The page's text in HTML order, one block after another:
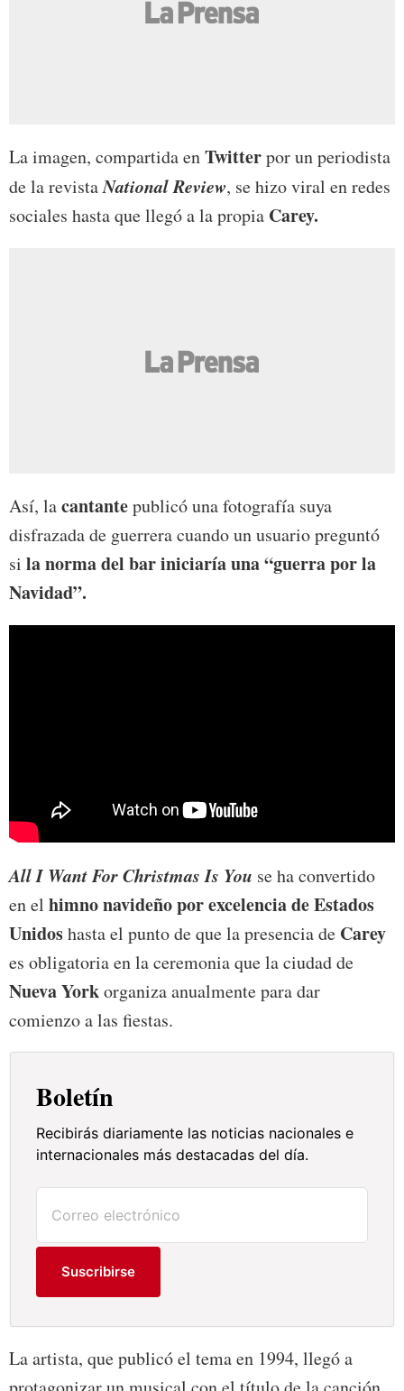
La imagen, compartida enTwitterpor un periodista
de la revistaNational Review, se hizo viral en redes
sociales hasta que llegó a la propia Carey.
Así, lacantantepublicó una fotografía suya
disfrazada de guerrera cuando un usuario preguntó
si la norma del bar iniciaría una “guerra por la
Navidad”.
All I Want For Christmas Is You se ha convertido
en el himno navideño por excelencia de Estados
Unidoshasta el punto de que la presencia de Carey
es obligatoria en la ceremonia que la ciudad de
Nueva Yorkorganiza anualmente para dar
comienzo a las fiestas.
Boletín
Recibirás diariamente las noticias nacionales e
internacionales más destacadas del día.
Suscribirse
La artista, que publicó el tema en 1994, llegó a